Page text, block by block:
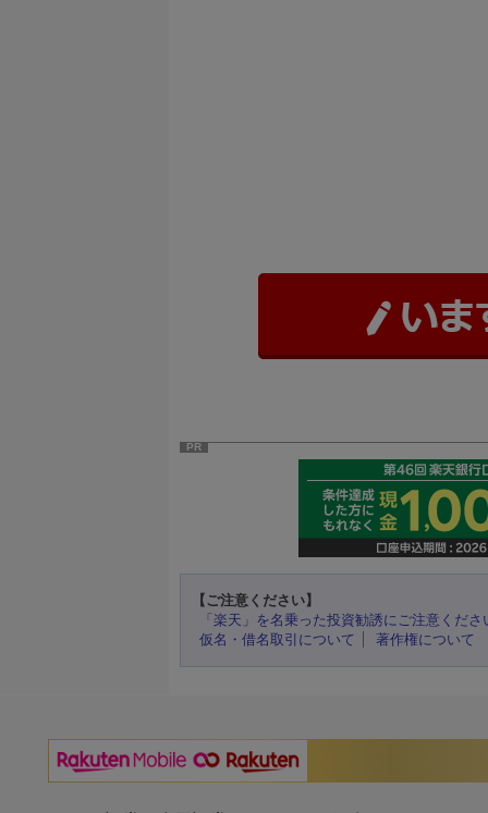
PR
【ご注意ください】
「楽天」を名乗った投資勧誘にご注意くださ
仮名・借名取引について
著作権について